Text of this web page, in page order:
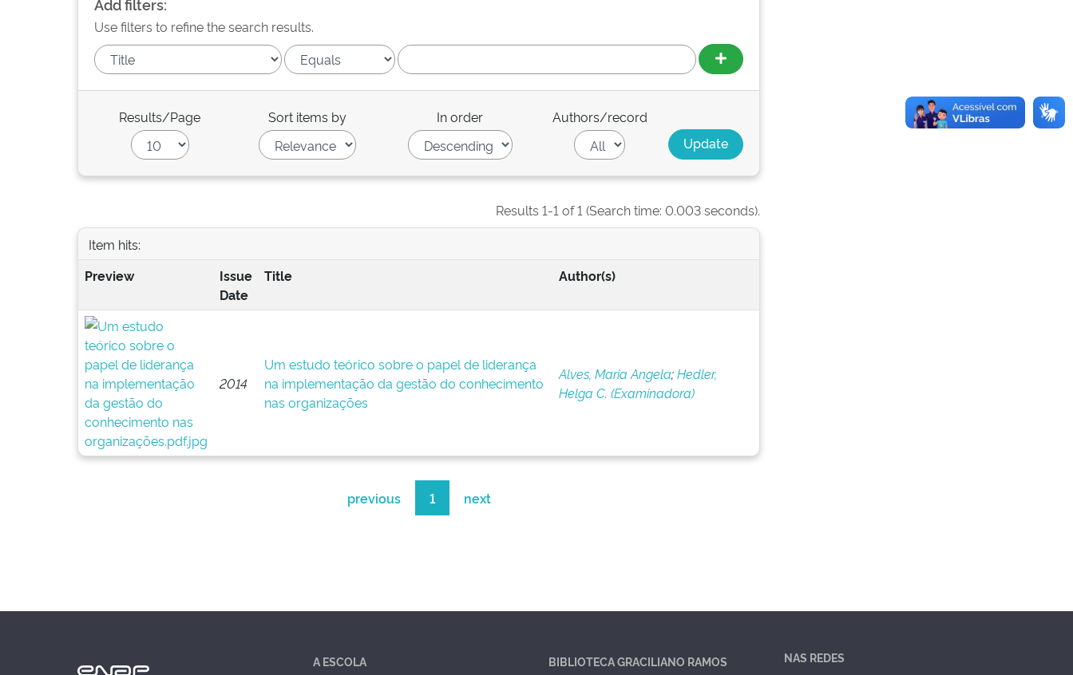
Add filters:
Use filters to refine the search results.
Results/Page Sort items by In order Authors/record
Results 1-1 of 1 (Search time: 0.003 seconds).
Item hits:
Preview
Issue
Date
Title Author(s)
2014
Um estudo teórico sobre o papel de liderança
na implementação da gestão do conhecimento
nas organizações
Alves, Maria Angela;Hedler,
Helga C. (Examinadora)
previous 1 next
A ESCOLA BIBLIOTECA GRACILIANO RAMOS NAS REDES